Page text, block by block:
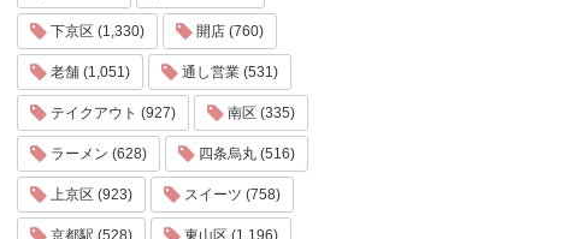
下京区 (1,330) 開店 (760)
老舗 (1,051) 通し営業 (531)
テイクアウト (927) 南区 (335)
ラーメン (628) 四条烏丸 (516)
上京区 (923) スイーツ (758)
京都駅 (528) 東山区 (1,196)